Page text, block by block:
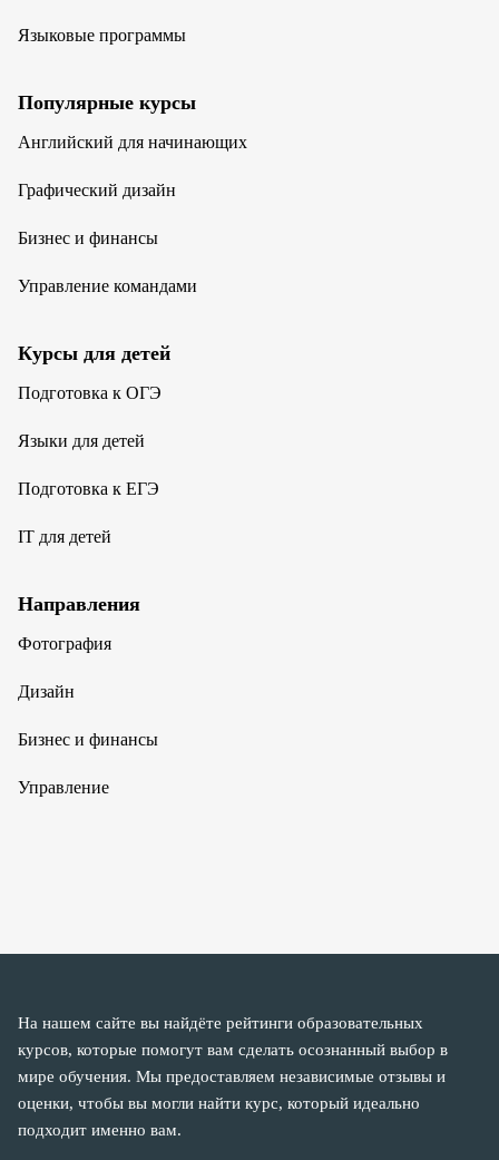
Языковые программы
Популярные курсы
Английский для начинающих
Графический дизайн
Бизнес и финансы
Управление командами
Курсы для детей
Подготовка к ОГЭ
Языки для детей
Подготовка к ЕГЭ
IT для детей
Направления
Фотография
Дизайн
Бизнес и финансы
Управление
На нашем сайте вы найдёте рейтинги образовательных
курсов, которые помогут вам сделать осознанный выбор в
мире обучения. Мы предоставляем независимые отзывы и
оценки, чтобы вы могли найти курс, который идеально
подходит именно вам.